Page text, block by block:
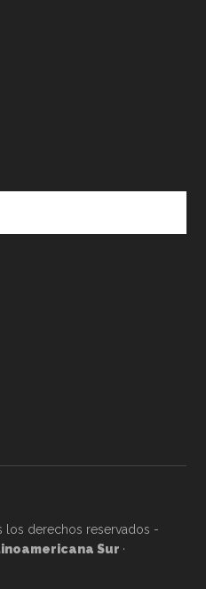
derechos reservados -
Sur ·